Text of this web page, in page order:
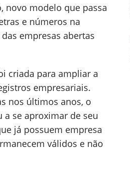
novo modelo que passa
e números na
empresas abertas
criada para ampliar a
empresariais.
nos últimos anos, o
se aproximar de seu
já possuem empresa
válidos e não